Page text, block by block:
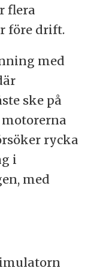
flera
före drift.
med
ske på
rycka
i
med